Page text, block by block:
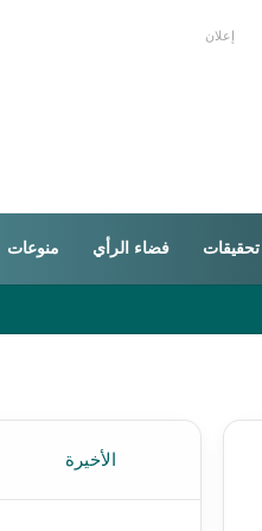
إعلان
تحقيقات فضاء الرأي منوعات
الأخيرة